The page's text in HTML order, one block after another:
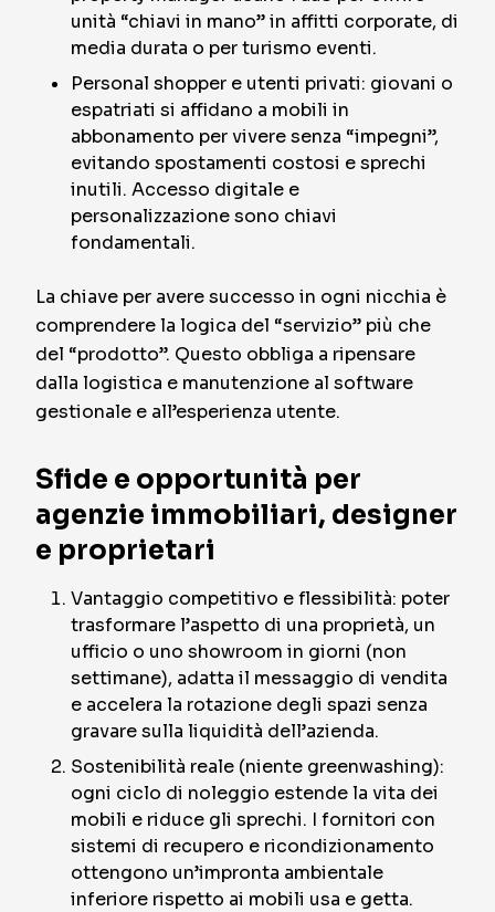
unità “chiavi in mano” in affitti corporate, di
media durata o per turismo eventi.
Personal shopper e utenti privati: giovani o
espatriati si affidano a mobili in
abbonamento per vivere senza “impegni”,
evitando spostamenti costosi e sprechi
inutili. Accesso digitale e
personalizzazione sono chiavi
fondamentali.
La chiave per avere successo in ogni nicchia è
comprendere la logica del “servizio” più che
del “prodotto”. Questo obbliga a ripensare
dalla logistica e manutenzione al software
gestionale e all’esperienza utente.
Sfide e opportunità per
agenzie immobiliari, designer
e proprietari
Vantaggio competitivo e flessibilità: poter
trasformare l’aspetto di una proprietà, un
ufficio o uno showroom in giorni (non
settimane), adatta il messaggio di vendita
e accelera la rotazione degli spazi senza
gravare sulla liquidità dell’azienda.
Sostenibilità reale (niente greenwashing):
ogni ciclo di noleggio estende la vita dei
mobili e riduce gli sprechi. I fornitori con
sistemi di recupero e ricondizionamento
ottengono un’impronta ambientale
inferiore rispetto ai mobili usa e getta.